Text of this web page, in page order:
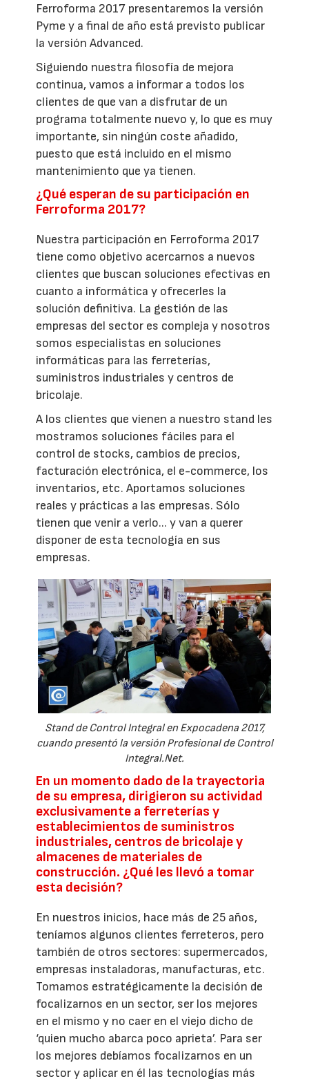
Ferroforma 2017 presentaremos la versión
Pyme y a final de año está previsto publicar
la versión Advanced.
Siguiendo nuestra filosofía de mejora
continua, vamos a informar a todos los
clientes de que van a disfrutar de un
programa totalmente nuevo y, lo que es muy
importante, sin ningún coste añadido,
puesto que está incluido en el mismo
mantenimiento que ya tienen.
¿Qué esperan de su participación en
Ferroforma 2017?
Nuestra participación en Ferroforma 2017
tiene como objetivo acercarnos a nuevos
clientes que buscan soluciones efectivas en
cuanto a informática y ofrecerles la
solución definitiva. La gestión de las
empresas del sector es compleja y nosotros
somos especialistas en soluciones
informáticas para las ferreterías,
suministros industriales y centros de
bricolaje.
A los clientes que vienen a nuestro stand les
mostramos soluciones fáciles para el
control de stocks, cambios de precios,
facturación electrónica, el e-commerce, los
inventarios, etc. Aportamos soluciones
reales y prácticas a las empresas. Sólo
tienen que venir a verlo... y van a querer
disponer de esta tecnología en sus
empresas.
Stand de Control Integral en Expocadena 2017,
cuando presentó la versión Profesional de Control
Integral.Net.
En un momento dado de la trayectoria
de su empresa, dirigieron su actividad
exclusivamente a ferreterías y
establecimientos de suministros
industriales, centros de bricolaje y
almacenes de materiales de
construcción. ¿Qué les llevó a tomar
esta decisión?
En nuestros inicios, hace más de 25 años,
teníamos algunos clientes ferreteros, pero
también de otros sectores: supermercados,
empresas instaladoras, manufacturas, etc.
Tomamos estratégicamente la decisión de
focalizarnos en un sector, ser los mejores
en el mismo y no caer en el viejo dicho de
‘quien mucho abarca poco aprieta’. Para ser
los mejores debíamos focalizarnos en un
sector y aplicar en él las tecnologías más